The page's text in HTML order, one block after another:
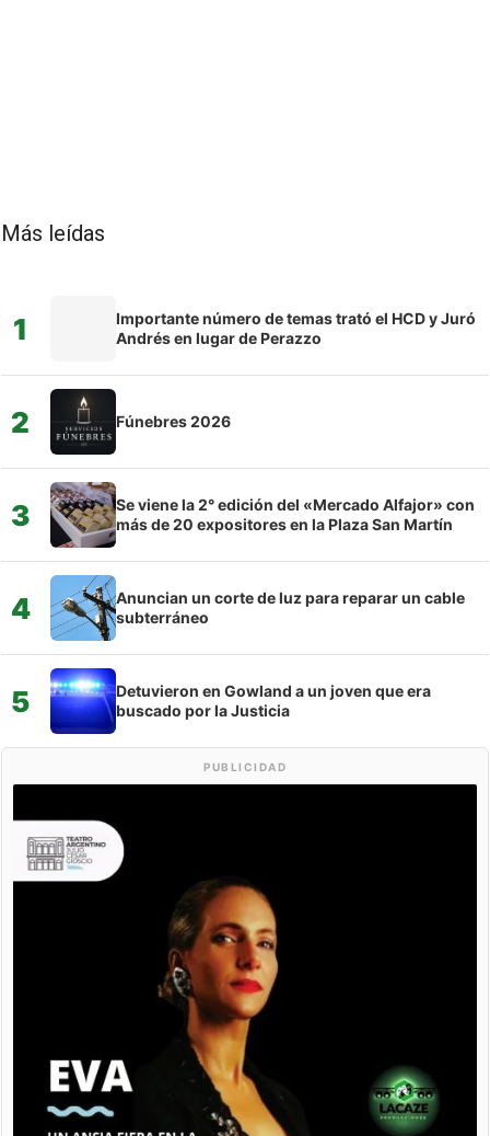
Más leídas
1
Importante número de temas trató el HCD y Juró
Andrés en lugar de Perazzo
2 Fúnebres 2026
3
Se viene la 2° edición del «Mercado Alfajor» con
más de 20 expositores en la Plaza San Martín
4
Anuncian un corte de luz para reparar un cable
subterráneo
5
Detuvieron en Gowland a un joven que era
buscado por la Justicia
PUBLICIDAD